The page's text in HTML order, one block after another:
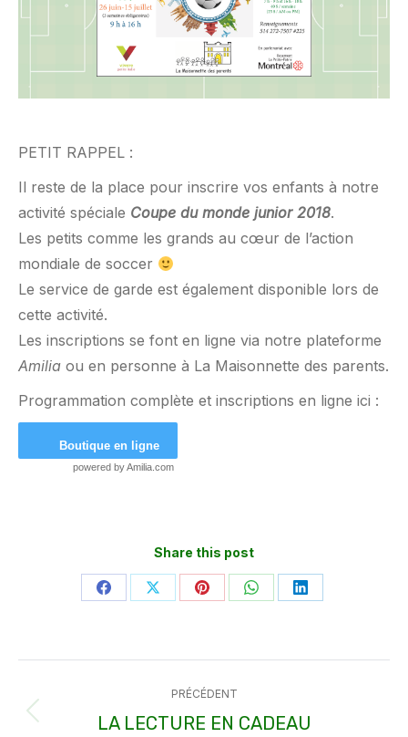
PETIT RAPPEL :
Il reste de la place pour inscrire vos enfants à notre
activité spéciale Coupe du monde junior 2018.
Les petits comme les grands au cœur de l’action
mondiale de soccer
Le service de garde est également disponible lors de
cette activité.
Les inscriptions se font en ligne via notre plateforme
Amilia ou en personne à La Maisonnette des parents.
Programmation complète et inscriptions en ligne ici :
Boutique en ligne
powered byAmilia.com
Share this post
PartagerPartagerPartagerPartagerPartager
article
PRÉCÉDENT
Article
LA LECTURE EN CADEAU